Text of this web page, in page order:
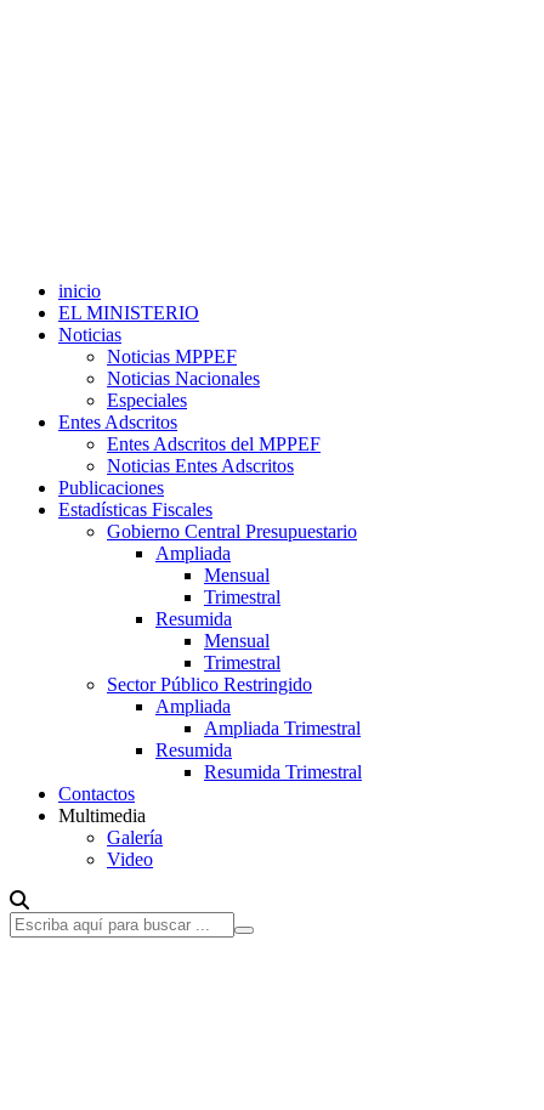
inicio
EL MINISTERIO
Noticias
Noticias MPPEF
Noticias Nacionales
Especiales
Entes Adscritos
Entes Adscritos del MPPEF
Noticias Entes Adscritos
Publicaciones
Estadísticas Fiscales
Gobierno Central Presupuestario
Ampliada
Mensual
Trimestral
Resumida
Mensual
Trimestral
Sector Público Restringido
Ampliada
Ampliada Trimestral
Resumida
Resumida Trimestral
Contactos
Multimedia
Galería
Video